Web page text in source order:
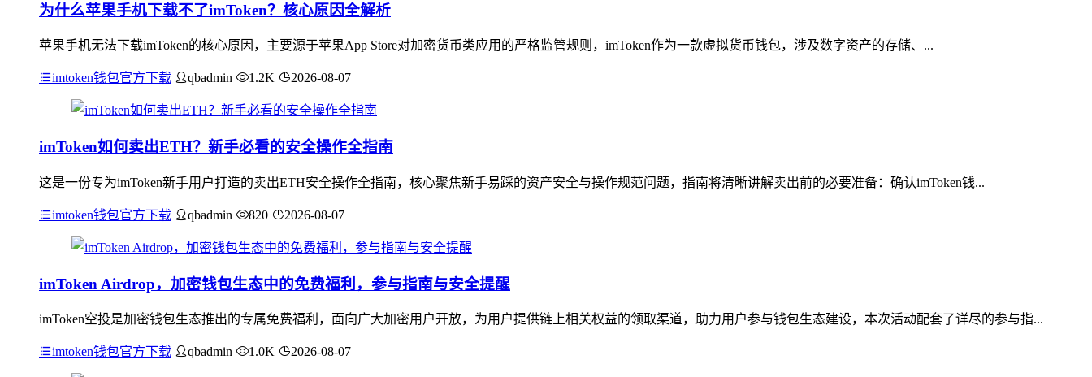
为什么苹果手机下载不了imToken？核心原因全解析
苹果手机无法下载imToken的核心原因，主要源于苹果App Store对加密货币类应用的严格监管规则，imToken作为一款虚拟货币钱包，涉及数字资产的存储、...
imtoken钱包官方下载 qbadmin 1.2K 2026-08-07
imToken如何卖出ETH？新手必看的安全操作全指南
这是一份专为imToken新手用户打造的卖出ETH安全操作全指南，核心聚焦新手易踩的资产安全与操作规范问题，指南将清晰讲解卖出前的必要准备：确认imToken钱...
imtoken钱包官方下载 qbadmin 820 2026-08-07
imToken Airdrop，加密钱包生态中的免费福利，参与指南与安全提醒
imToken空投是加密钱包生态推出的专属免费福利，面向广大加密用户开放，为用户提供链上相关权益的领取渠道，助力用户参与钱包生态建设，本次活动配套了详尽的参与指...
imtoken钱包官方下载 qbadmin 1.0K 2026-08-07